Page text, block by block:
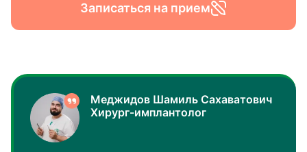
Записаться на прием
Меджидов Шамиль Сахаватович
Хирург-имплантолог